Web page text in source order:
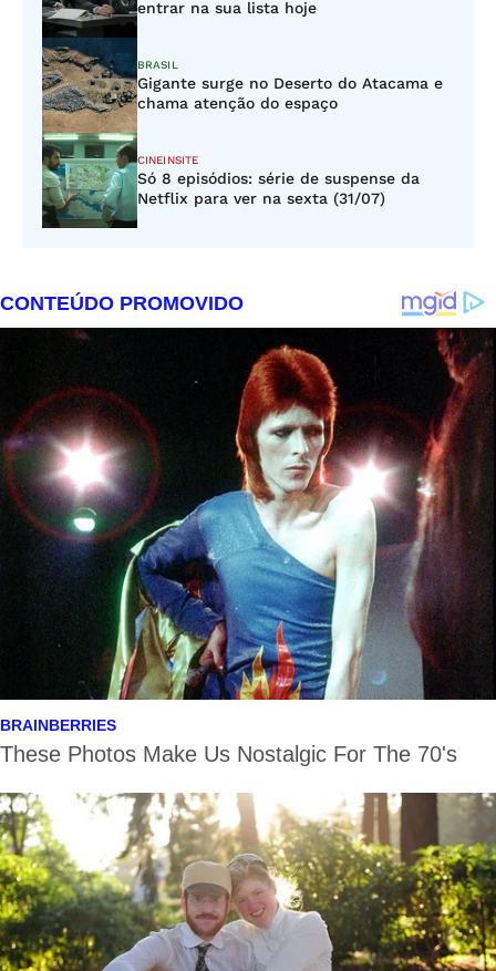
entrar na sua lista hoje
BRASIL
Gigante surge no Deserto do Atacama e
chama atenção do espaço
CINEINSITE
Só 8 episódios: série de suspense da
Netflix para ver na sexta (31/07)